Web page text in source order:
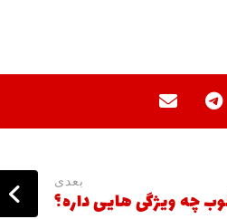
بعدی
چه ویژگی هایی داره؟